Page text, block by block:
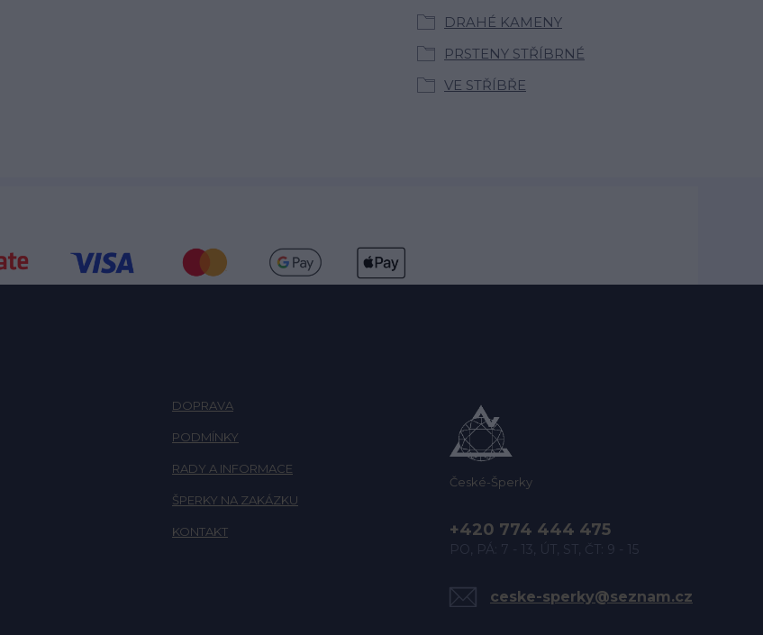
DRAHÉ KAMENY
PRSTENY STŘÍBRNÉ
VE STŘÍBŘE
DOPRAVA
PODMÍNKY
RADY A INFORMACE
ŠPERKY NA ZAKÁZKU
KONTAKT
České-Šperky
+420 774 444 475
PO, PÁ: 7 - 13, ÚT, ST, ČT: 9 - 15
ceske-sperky@seznam.cz